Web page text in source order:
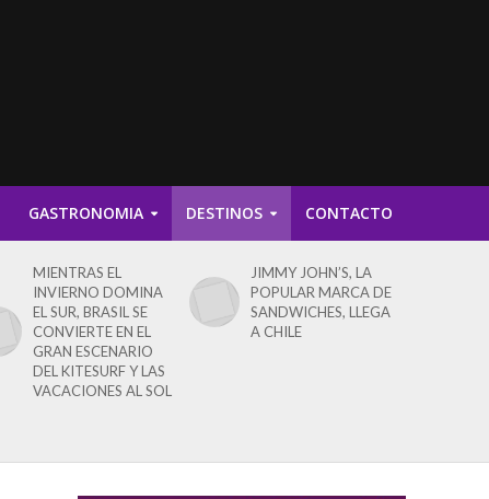
GASTRONOMIA DESTINOS CONTACTO
MIENTRAS EL
INVIERNO DOMINA
EL SUR, BRASIL SE
CONVIERTE EN EL
GRAN ESCENARIO
DEL KITESURF Y LAS
VACACIONES AL SOL
JIMMY JOHN’S, LA
POPULAR MARCA DE
SANDWICHES, LLEGA
A CHILE